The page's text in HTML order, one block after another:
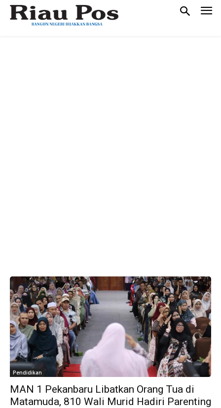
Pendidikan
MAN 1 Pekanbaru Libatkan Orang Tua di
Matamuda, 810 Wali Murid Hadiri Parenting